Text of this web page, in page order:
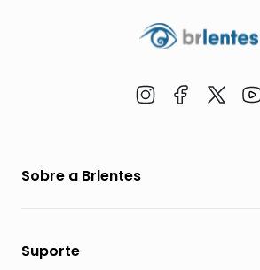
Sobre a Brlentes
Suporte